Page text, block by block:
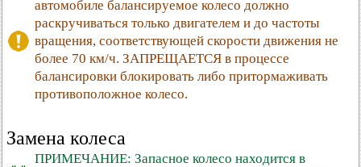
автомобиле балансируемое колесо должно
раскручиваться только двигателем и до частоты
вращения, соответствующей скорости движения не
более 70 км/ч. ЗАПРЕЩАЕТСЯ в процессе
балансировки блокировать либо притормаживать
противоположное колесо.
Замена колеса
ПРИМЕЧАНИЕ: Запасное колесо находится в